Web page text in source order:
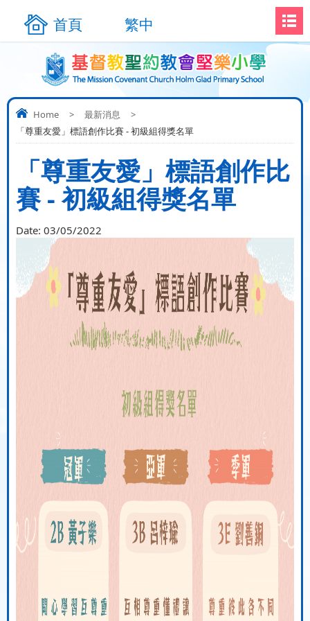
首頁 繁中
Home > 最新消息
>
「尊重友愛」標語創作比賽 - 初級組得獎名單
「尊重友愛」標語創作比
賽 - 初級組得獎名單
Date: 03/05/2022